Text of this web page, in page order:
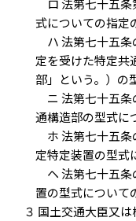
ロ 法第七十五条
式についての指定
ハ 法第七十五条
定を受けた特定共
部」という。）の
ニ 法第七十五条
通構造部の型式に
ホ 法第七十五条
定特定装置の型式
ヘ 法第七十五条
置の型式について
３ 国土交通大臣又